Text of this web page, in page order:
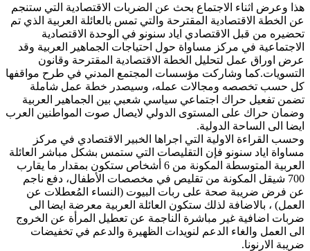
هذا وعرض اثناء الاجتماع بحث عن الضربات الاقتصادية التي ستنجم
عن الخطة الاقتصادية المقترحة والتي تمس بالعائلة العربية الذي تم
تحضيره من قبل الاقتصادي اياد سنونو في الوحدة الاقتصادية
الاجتماعية في مركز مساواة حول احتياجات الجماهير العربية وقد
عرض اوراق عمل لتحليل الخطة الاقتصادية المقترحة وقانون
التسويات.كما وشاركت مؤسسات المجتمع المدني في طرح مواقفها
كل حسب تخصصه ومجالات عمله، وسيصدر خطة عمل شاملة
تضمن تفعيل حراك اجتماعي سياسي شعبي بين الجماهير العربية
وضمان حراك على المستوى الدولي لايصال صوت المواطنين العرب
ايضا الى الساحة الدولية.
وحسب القراءة الاولية التي اجراها الخبير الاقتصادي في مركز
مساواة اياد سنونو فإن التقليصات التي ستمس بشكل مباشر العائلة
العربية المتوسطة المكونة من 6 أشخاص ستكون بمقدار ما يقارب
700 شيقل المكونة من تقليص في مخصصات الأطفال، دفع ناجم
عن فرض ضريبة صحة على ربات البيوت (النساء المُعطلات عن
العمل) ، بالاضافة لذلك ستكون العائلة العربية معرضة ايضا الى
ضربات اضافية غير مباشرة الناجمة عن تعطيل المرأة عن الخروج
الى العمل والغاء الدعم لنويدات الظهيرة والدعم في تخفيضات
ضريبة الارنونا.